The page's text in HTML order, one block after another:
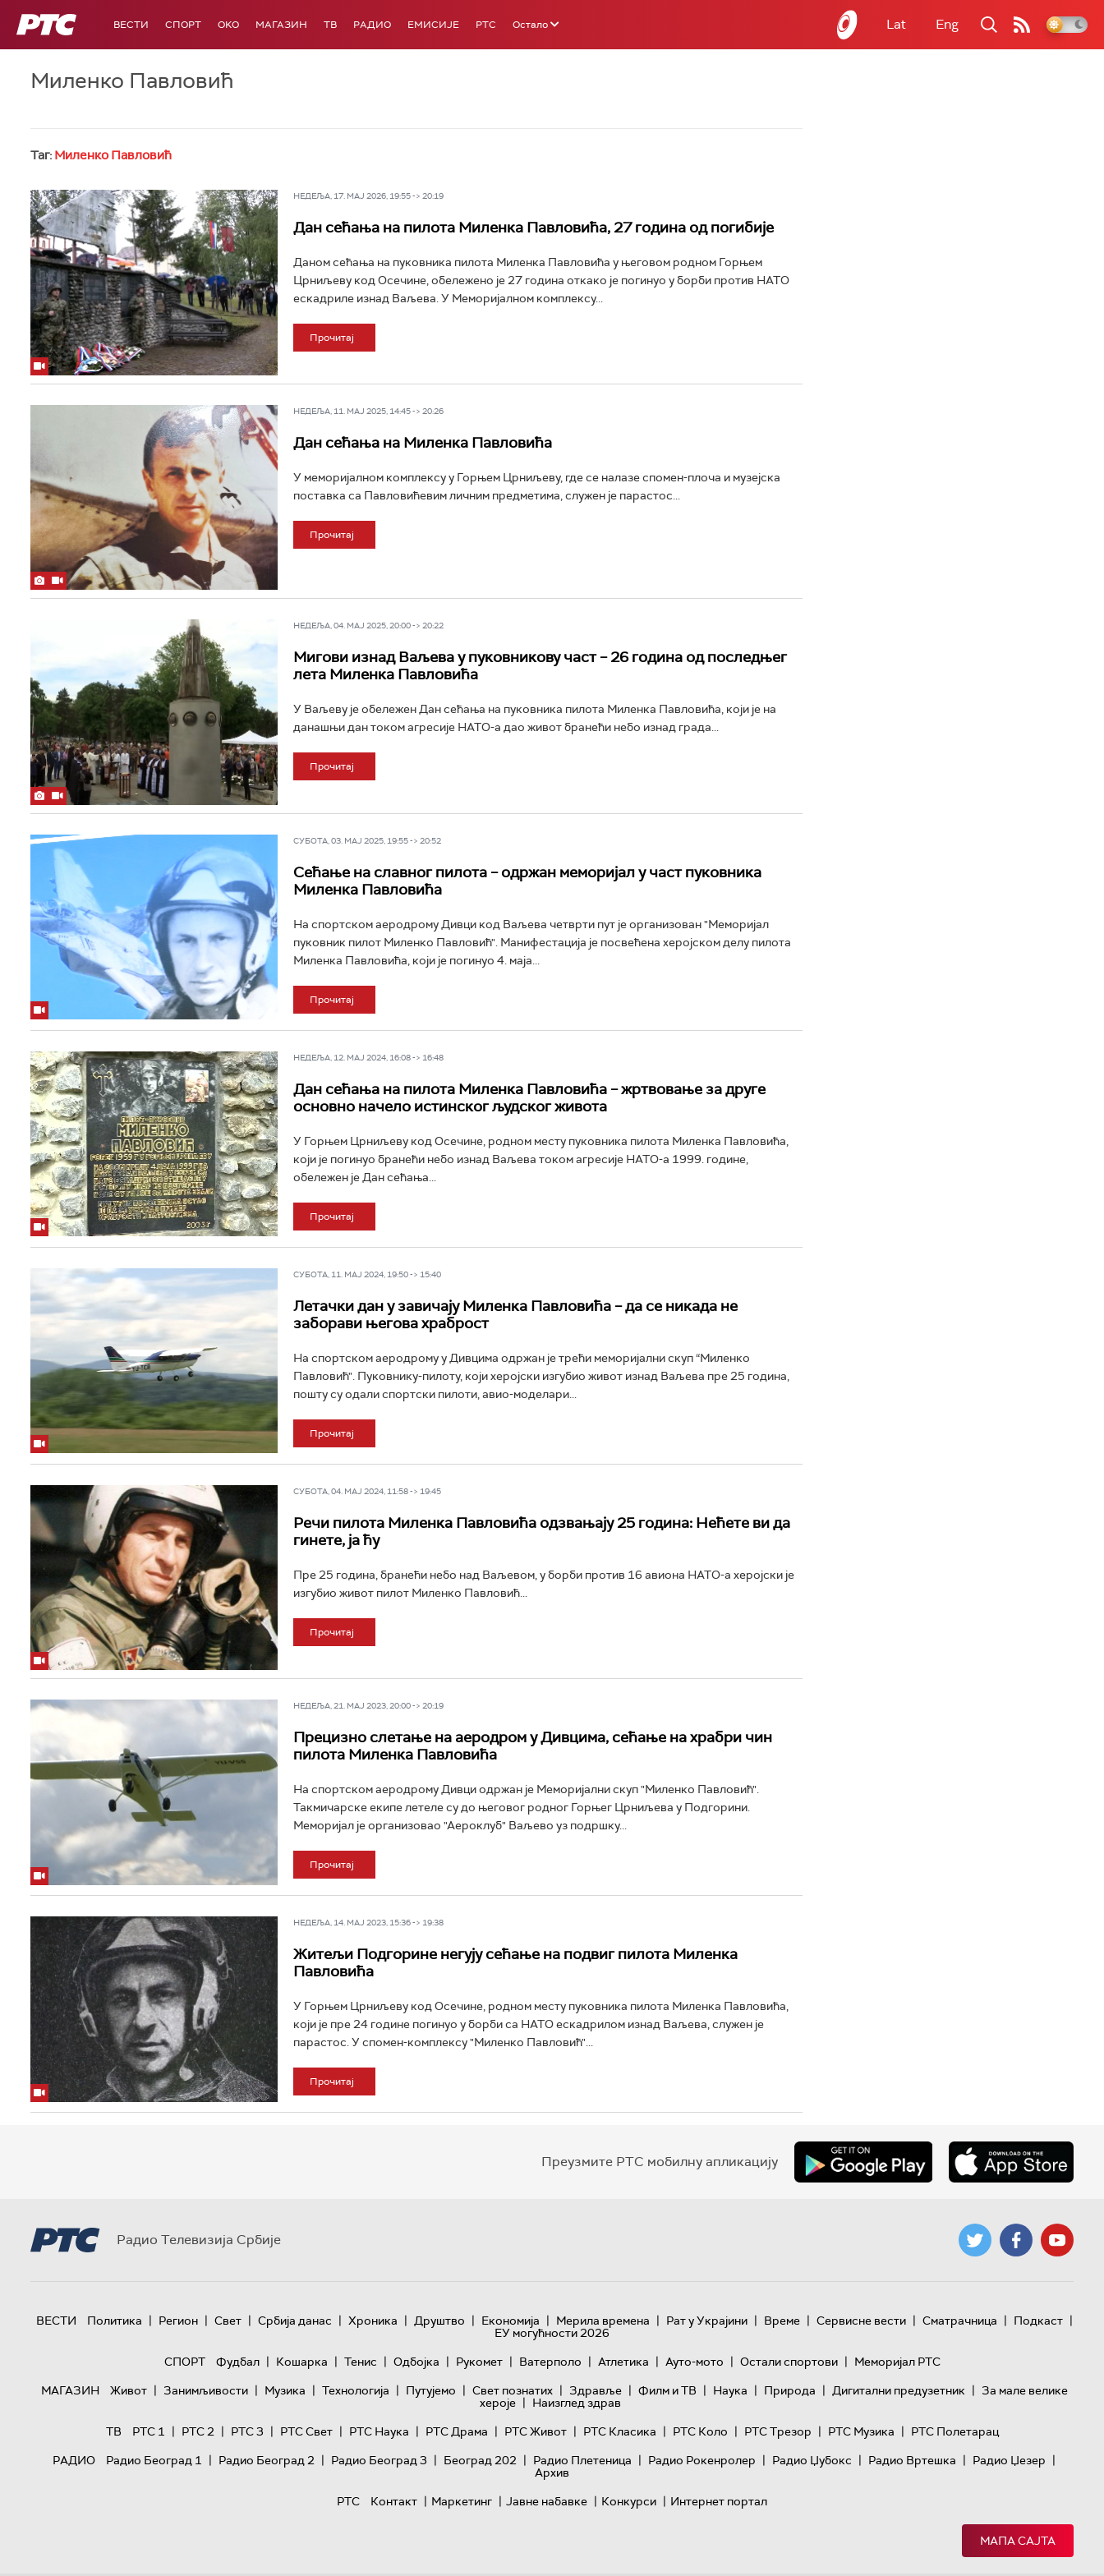
РТС ВЕСТИ СПОРТ OKO МАГАЗИН ТВ РАДИО ЕМИСИЈЕ РТС Остало Lat Eng
Миленко Павловић
Таг: Миленко Павловић
НЕДЕЉА, 17. МАЈ 2026, 19:55 -> 20:19
Дан сећања на пилота Миленка Павловића, 27 година од погибије
Даном сећања на пуковника пилота Миленка Павловића у његовом родном Горњем
Црниљеву код Осечине, обележено је 27 година откако је погинуо у борби против НАТО
ескадриле изнад Ваљева. У Меморијалном комплексу...
Прочитај
НЕДЕЉА, 11. МАЈ 2025, 14:45 -> 20:26
Дан сећања на Миленка Павловића
У меморијалном комплексу у Горњем Црниљеву, где се налазе спомен-плоча и музејска
поставка са Павловићевим личним предметима, служен је парастос...
Прочитај
НЕДЕЉА, 04. МАЈ 2025, 20:00 -> 20:22
Мигови изнад Ваљева у пуковникову част – 26 година од последњег
лета Миленка Павловића
У Ваљеву је обележен Дан сећања на пуковника пилота Миленка Павловића, који је на
данашњи дан током агресије НАТО-а дао живот бранећи небо изнад града...
Прочитај
СУБОТА, 03. МАЈ 2025, 19:55 -> 20:52
Сећање на славног пилота – одржан меморијал у част пуковника
Миленка Павловића
На спортском аеродрому Дивци код Ваљева четврти пут је организован "Меморијал
пуковник пилот Миленко Павловић". Манифестација је посвећена херојском делу пилота
Миленка Павловића, који је погинуо 4. маја...
Прочитај
НЕДЕЉА, 12. МАЈ 2024, 16:08 -> 16:48
Дан сећања на пилота Миленка Павловића – жртвовање за друге
основно начело истинског људског живота
У Горњем Црниљеву код Осечине, родном месту пуковника пилота Миленка Павловића,
који је погинуо бранећи небо изнад Ваљева током агресије НАТО-а 1999. године,
обележен је Дан сећања...
Прочитај
СУБОТА, 11. МАЈ 2024, 19:50 -> 15:40
Летачки дан у завичају Миленка Павловића – да се никада не
заборави његова храброст
На спортском аеродрому у Дивцима одржан је трећи меморијални скуп “Миленко
Павловић". Пуковнику-пилоту, који херојски изгубио живот изнад Ваљева пре 25 година,
пошту су одали спортски пилоти, авио-моделари...
Прочитај
СУБОТА, 04. МАЈ 2024, 11:58 -> 19:45
Речи пилота Миленка Павловића одзвањају 25 година: Нећете ви да
гинете, ја ћу
Пре 25 годинa, бранећи небо над Ваљевом, у борби против 16 авиона НАТО-а херојски је
изгубио живот пилот Миленко Павловић...
Прочитај
НЕДЕЉА, 21. МАЈ 2023, 20:00 -> 20:19
Прецизно слетање на аеродром у Дивцима, сећање на храбри чин
пилота Миленка Павловића
На спортском аеродрому Дивци одржан је Меморијални скуп "Миленко Павловић".
Такмичарске екипе летеле су до његовог родног Горњег Црниљева у Подгорини.
Меморијал је организовао "Аероклуб" Ваљево уз подршку...
Прочитај
НЕДЕЉА, 14. МАЈ 2023, 15:36 -> 19:38
Житељи Подгорине негују сећање на подвиг пилота Миленка
Павловића
У Горњем Црниљеву код Осечине, родном месту пуковника пилота Миленка Павловића,
који је пре 24 године погинуо у борби са НАТО ескадрилом изнад Ваљева, служен је
парастос. У спомен-комплексу "Миленко Павловић"...
Прочитај
Преузмите РТС мобилну апликацију
Радио Телевизија Србије
ВЕСТИ Политика | Регион | Свет | Србија данас | Хроника | Друштво | Економија | Мерила времена | Рат у Украјини | Време | Сервисне вести | Сматрачница | Подкаст |
ЕУ могућности 2026
СПОРТ
Фудбал | Кошарка | Тенис | Одбојка | Рукомет | Ватерполо | Атлетика | Ауто-мото | Остали спортови | Меморијал РТС
МАГАЗИН
Живот | Занимљивости | Музика | Технологијa | Путујемо | Свет познатих | Здравље | Филм и ТВ | Наука | Природа | Дигитални предузетник | За мале велике
хероје | Наизглед здрав
ТВ
РТС 1 | РТС 2 | РТС 3 | РТС Свет | РТС Наука | РТС Драма | РТС Живот | РТС Класика | РТС Коло | РТС Трезор | РТС Музика | РТС Полетарац
РАДИО
Радио Београд 1 | Радио Београд 2 | Радио Београд 3 | Београд 202 | Радио Плетеница | Радио Рокенролер | Радио Џубокс | Радио Вртешка | Радио Џезер |
Архив
РТС
Контакт | Маркетинг | Јавне набавке | Конкурси | Интернет портал
МАПА САЈТА